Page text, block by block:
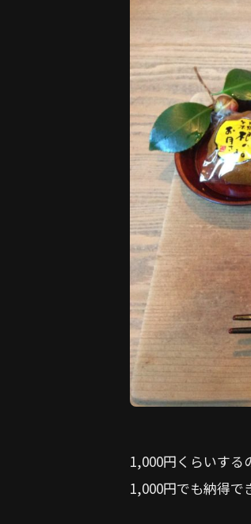
1,000円くらいする
1,000円でも納得で